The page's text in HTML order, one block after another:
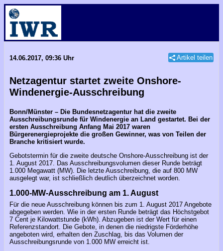
14.06.2017, 09:36 Uhr Artikel teilen
Netzagentur startet zweite Onshore-
Windenergie-Ausschreibung
Bonn/Münster – Die Bundesnetzagentur hat die zweite
Ausschreibungsrunde für Windenergie an Land gestartet. Bei der
ersten Ausschreibung Anfang Mai 2017 waren
Bürgerenergieprojekte die großen Gewinner, was von Teilen der
Branche kritisiert wurde.
Gebotstermin für die zweite deutsche Onshore-Ausschreibung ist der
1. August 2017. Das Ausschreibungsvolumen dieser Runde beträgt
1.000 Megawatt (MW). Die letzte Ausschreibung, die auf 800 MW
ausgelegt war, ist schließlich deutlich überzeichnet worden.
1.000-MW-Ausschreibung am 1. August
Für die neue Ausschreibung können bis zum 1. August 2017 Angebote
abgegeben werden. Wie in der ersten Runde beträgt das Höchstgebot
7 Cent je Kilowattstunde (kWh). Abzugeben ist der Wert für einen
Referenzstandort. Die Gebote, in denen die niedrigste Förderhöhe
angeboten wird, erhalten den Zuschlag, bis das Volumen der
Ausschreibungsrunde von 1.000 MW erreicht ist.